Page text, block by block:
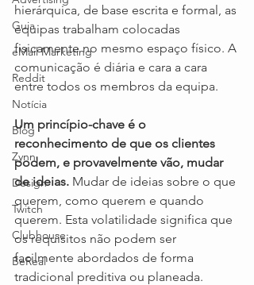
Guia
eMail Marketing
Reddit
Notícia
Blog
Zynn
Design
Twitch
Clubhouse
BeReal
hierárquica, de base escrita e formal, as
equipas trabalham colocadas
fisicamente no mesmo espaço físico. A
comunicação é diária e cara a cara
entre todos os membros da equipa.
Um princípio-chave é o
reconhecimento de que os clientes
podem, e provavelmente vão, mudar
de ideias. Mudar de ideias sobre o que
querem, como querem e quando
querem. Esta volatilidade significa que
os requisitos não podem ser
facilmente abordados de forma
tradicional preditiva ou planeada.